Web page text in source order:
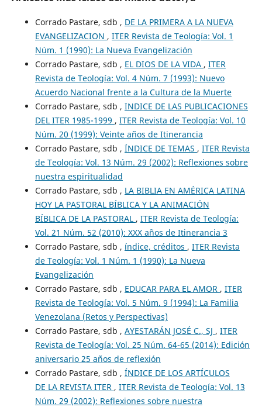
Corrado Pastare, sdb , DE LA PRIMERA A LA NUEVA
EVANGELIZACION , ITER Revista de Teología: Vol. 1
Núm. 1 (1990): La Nueva Evangelización
Corrado Pastare, sdb , EL DIOS DE LA VIDA , ITER
Revista de Teología: Vol. 4 Núm. 7 (1993): Nuevo
Acuerdo Nacional frente a la Cultura de la Muerte
Corrado Pastare, sdb , INDICE DE LAS PUBLICACIONES
DEL ITER 1985-1999 , ITER Revista de Teología: Vol. 10
Núm. 20 (1999): Veinte años de Itinerancia
Corrado Pastare, sdb , ÍNDICE DE TEMAS , ITER Revista
de Teología: Vol. 13 Núm. 29 (2002): Reflexiones sobre
nuestra espiritualidad
Corrado Pastare, sdb , LA BIBLIA EN AMÉRICA LATINA
HOY LA PASTORAL BÍBLICA Y LA ANIMACIÓN
BÍBLICA DE LA PASTORAL , ITER Revista de Teología:
Vol. 21 Núm. 52 (2010): XXX años de Itinerancia 3
Corrado Pastare, sdb , índice, créditos , ITER Revista
de Teología: Vol. 1 Núm. 1 (1990): La Nueva
Evangelización
Corrado Pastare, sdb , EDUCAR PARA EL AMOR , ITER
Revista de Teología: Vol. 5 Núm. 9 (1994): La Familia
Venezolana (Retos y Perspectivas)
Corrado Pastare, sdb , AYESTARÁN JOSÉ C., SJ , ITER
Revista de Teología: Vol. 25 Núm. 64-65 (2014): Edición
aniversario 25 años de reflexión
Corrado Pastare, sdb , ÍNDICE DE LOS ARTÍCULOS
DE LA REVISTA ITER , ITER Revista de Teología: Vol. 13
Núm. 29 (2002): Reflexiones sobre nuestra